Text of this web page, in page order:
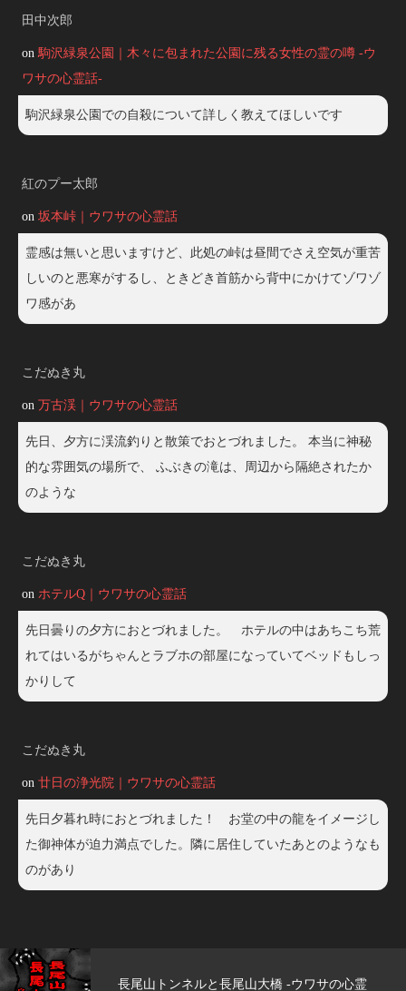
田中次郎
on 駒沢緑泉公園｜木々に包まれた公園に残る女性の霊の噂 -ウ
ワサの心霊話-
駒沢緑泉公園での自殺について詳しく教えてほしいです
紅のプー太郎
on 坂本峠｜ウワサの心霊話
霊感は無いと思いますけど、此処の峠は昼間でさえ空気が重苦
しいのと悪寒がするし、ときどき首筋から背中にかけてゾワゾ
ワ感があ
こだぬき丸
on 万古渓｜ウワサの心霊話
先日、夕方に渓流釣りと散策でおとづれました。 本当に神秘
的な雰囲気の場所で、 ふぶきの滝は、周辺から隔絶されたか
のような
こだぬき丸
on ホテルQ｜ウワサの心霊話
先日曇りの夕方におとづれました。 ホテルの中はあちこち荒
れてはいるがちゃんとラブホの部屋になっていてベッドもしっ
かりして
こだぬき丸
on 廿日の浄光院｜ウワサの心霊話
先日夕暮れ時におとづれました！ お堂の中の龍をイメージし
た御神体が迫力満点でした。隣に居住していたあとのようなも
のがあり